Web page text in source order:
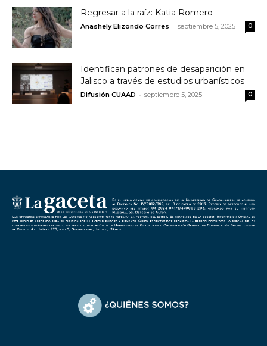
Regresar a la raíz: Katia Romero
Anashely Elizondo Corres - septiembre 5, 2025 0
Identifican patrones de desaparición en
Jalisco a través de estudios urbanísticos
Difusión CUAAD - septiembre 5, 2025 0